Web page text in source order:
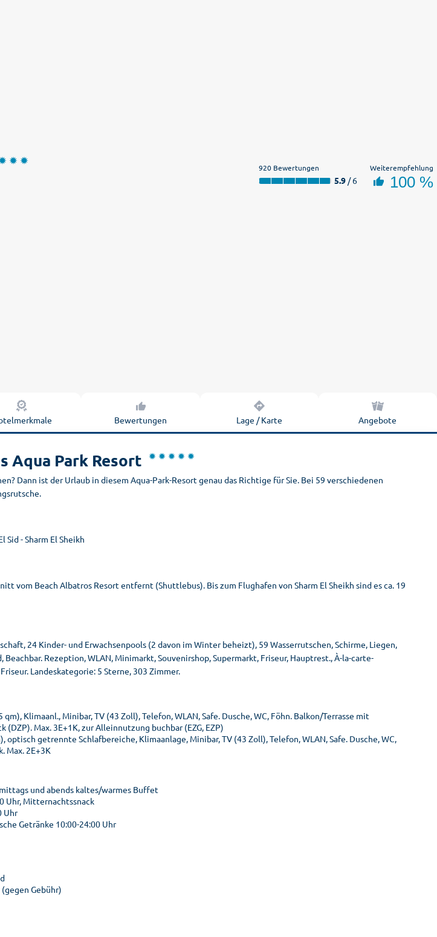
920 Bewertungen
5.9 / 6
Weiterempfehlung
100 %
Bewertungen Lage / Karte Angebote
Aqua Park Resort
Dann ist der Urlaub in diesem Aqua-Park-Resort genau das Richtige für Sie. Bei 59 verschiedenen
Sid - Sharm El Sheikh
vom Beach Albatros Resort entfernt (Shuttlebus). Bis zum Flughafen von Sharm El Sheikh sind es ca. 19
24 Kinder- und Erwachsenpools (2 davon im Winter beheizt), 59 Wasserrutschen, Schirme, Liegen,
Beachbar. Rezeption, WLAN, Minimarkt, Souvenirshop, Supermarkt, Friseur, Hauptrest., À-la-carte-
Landeskategorie: 5 Sterne, 303 Zimmer.
qm), Klimaanl., Minibar, TV (43 Zoll), Telefon, WLAN, Safe. Dusche, WC, Föhn. Balkon/Terrasse mit
Max. 3E+1K, zur Alleinnutzung buchbar (EZG, EZP)
optisch getrennte Schlafbereiche, Klimaanlage, Minibar, TV (43 Zoll), Telefon, WLAN, Safe. Dusche, WC,
Max. 2E+3K
und abends kaltes/warmes Buffet
Uhr, Mitternachtssnack
Uhr
Getränke 10:00-24:00 Uhr
Gebühr)